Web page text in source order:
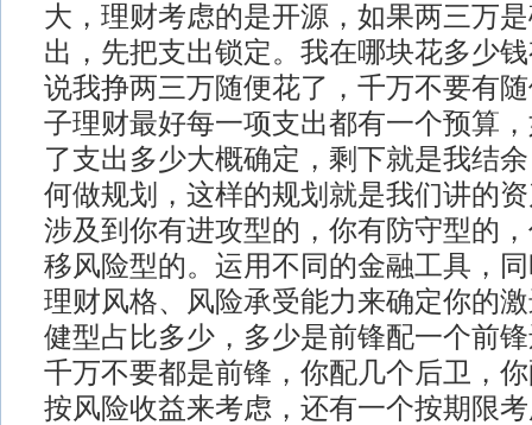
大，理财考虑的是开源，如果两三万
出，先把支出锁定。我在哪块花多少
说我挣两三万随便花了，千万不要有
子理财最好每一项支出都有一个预算
了支出多少大概确定，剩下就是我结
何做规划，这样的规划就是我们讲的
涉及到你有进攻型的，你有防守型的
移风险型的。运用不同的金融工具，
理财风格、风险承受能力来确定你的
健型占比多少，多少是前锋配一个前
千万不要都是前锋，你配几个后卫，
按风险收益来考虑，还有一个按期限